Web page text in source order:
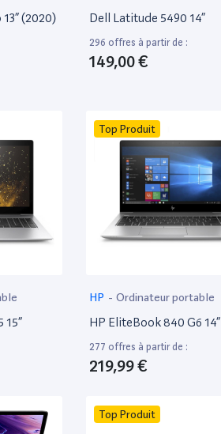
(2020)
Dell Latitude 5490 14”
296 offres à partir de :
149,00 €
15”
Top Produit
HP - Ordinateur portable
HP EliteBook 840 G6 14”
277 offres à partir de :
219,99 €
Top Produit